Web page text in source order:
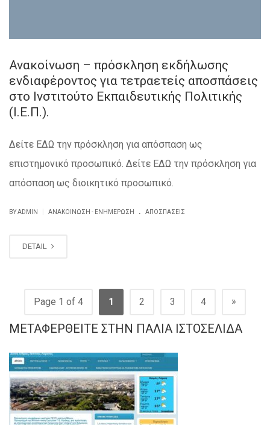
Ανακοίνωση – πρόσκληση εκδήλωσης
ενδιαφέροντος για τετραετείς αποσπάσεις
στο Ινστιτούτο Εκπαιδευτικής Πολιτικής
(Ι.Ε.Π.).
Δείτε ΕΔΩ την πρόσκληση για απόσπαση ως
επιστημονικό προσωπικό. Δείτε ΕΔΩ την πρόσκληση για
απόσπαση ως διοικητικό προσωπικό.
BY ADMIN ΑΝΑΚΟΊΝΩΣΗ - ΕΝΗΜΈΡΩΣΗ . ΑΠΟΣΠΆΣΕΙΣ
DETAIL
Page 1 of 4 1 2 3 4 »
ΜΕΤΑΦΕΡΘΕΊΤΕ ΣΤΗΝ ΠΑΛΙΆ ΙΣΤΟΣΕΛΊΔΑ